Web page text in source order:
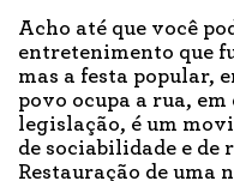
Acho até que você
entretenimento que
mas a festa popular,
povo ocupa a rua,
legislação, é um
de sociabilidade e de
Restauração de uma